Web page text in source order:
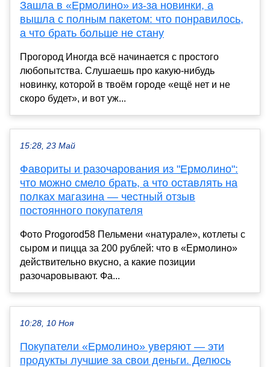
Зашла в «Ермолино» из-за новинки, а
вышла с полным пакетом: что понравилось,
а что брать больше не стану
Прогород Иногда всё начинается с простого
любопытства. Слушаешь про какую-нибудь
новинку, которой в твоём городе «ещё нет и не
скоро будет», и вот уж...
15:28, 23 Май
Фавориты и разочарования из "Ермолино":
что можно смело брать, а что оставлять на
полках магазина — честный отзыв
постоянного покупателя
Фото Progorod58 Пельмени «натурале», котлеты с
сыром и пицца за 200 рублей: что в «Ермолино»
действительно вкусно, а какие позиции
разочаровывают. Фа...
10:28, 10 Ноя
Покупатели «Ермолино» уверяют — эти
продукты лучшие за свои деньги. Делюсь